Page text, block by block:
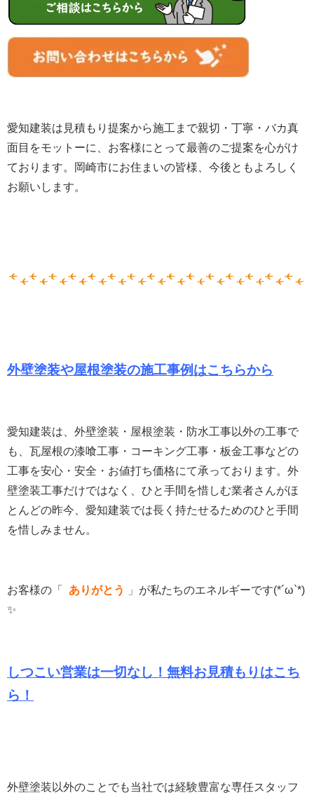
愛知建装は見積もり提案から施工まで親切・丁寧・バカ真
面目をモットーに、お客様にとって最善のご提案を心がけ
ております。岡崎市にお住まいの皆様、 今後ともよろしく
お願いします。
外壁塗装や屋根塗装の施工事例はこちらから
愛知建装は、外壁塗装・屋根塗装・防水工事以外の工事で
も、瓦屋根の漆喰工事・コーキング工事・板金工事などの
工事を安心・安全・お値打ち価格にて承っております。 外
壁塗装工事だけではなく、ひと手間を惜しむ業者さんがほ
とんどの昨今、愛知建装では長く持たせるためのひと手間
を惜しみません。
お客様の「 ありがとう 」 が私たちのエネルギーです(*´ω`*)
✨
しつこい営業は一切なし！無料お見積もりはこち
ら！
外壁塗装以外のことでも当社では経験豊富な専任スタッフ